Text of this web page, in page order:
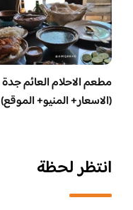
مطعم الاحلام العائم جدة
(الاسعار+ المنيو+ الموقع)
انتظر لحظة